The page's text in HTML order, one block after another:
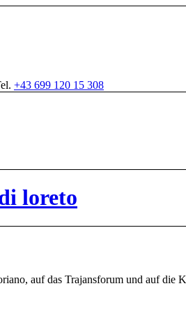
+43 699 120 15 308
loreto
auf das Trajansforum und auf die